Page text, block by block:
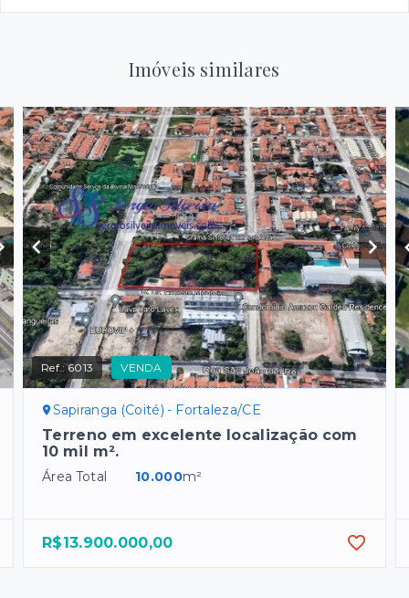
Imóveis similares
Ref.:6013 VENDA
Sapiranga (Coité) - Fortaleza/CE
Terreno em excelente localização com
10 mil m².
Área Total 10.000m²
R$13.900.000,00